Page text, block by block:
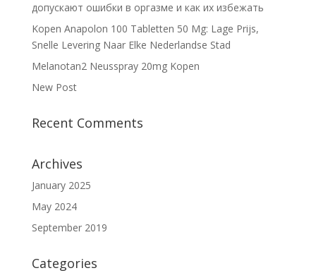
допускают ошибки в оргазме и как их избежать
Kopen Anapolon 100 Tabletten 50 Mg: Lage Prijs,
Snelle Levering Naar Elke Nederlandse Stad
Melanotan2 Neusspray 20mg Kopen
New Post
Recent Comments
Archives
January 2025
May 2024
September 2019
Categories